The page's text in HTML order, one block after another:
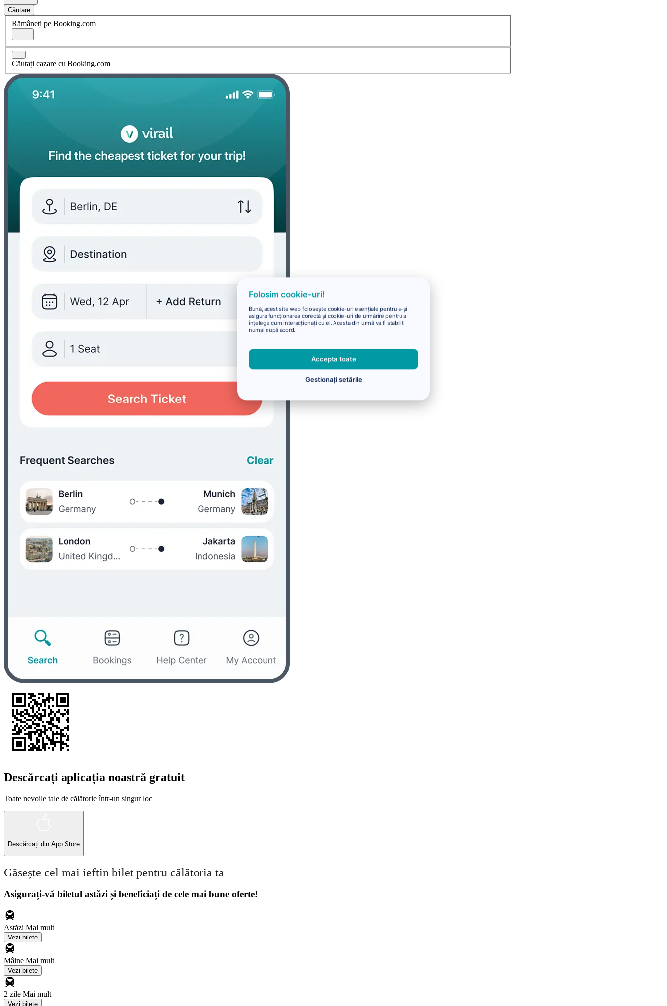
Căutare
Rămâneți pe Booking.com
Căutați cazare cu Booking.com
Descărcați aplicația noastră gratuit
Toate nevoile tale de călătorie într-un singur loc
Descărcați din App Store
Găsește cel mai ieftin bilet pentru călătoria ta
Asigurați-vă biletul astăzi și beneficiați de cele mai bune oferte!
Astăzi Mai mult
Vezi bilete
Mâine Mai mult
Vezi bilete
2 zile Mai mult
Vezi bilete
Folosim cookie-uri!
Bună, acest site web folosește cookie-uri esențiale pentru a-și
asigura funcționarea corectă și cookie-uri de urmărire pentru a
înțelege cum interacționați cu el. Acesta din urmă va fi stabilit
numai după acord.
Accepta toate
Gestionați setările